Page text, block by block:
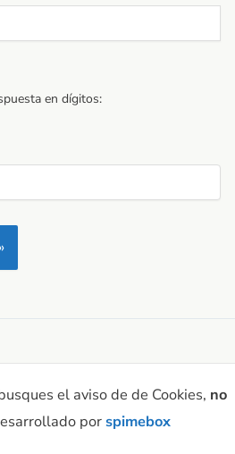
en dígitos:
el aviso de de Cookies, no
porspimebox